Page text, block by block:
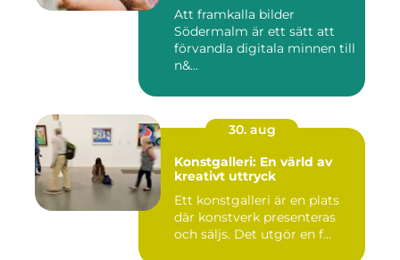
Att framkalla bilder
Södermalm är ett sätt att
förvandla digitala minnen till
n&...
30. aug
Konstgalleri: En värld av
kreativt uttryck
Ett konstgalleri är en plats
där konstverk presenteras
och säljs. Det utgör en f...